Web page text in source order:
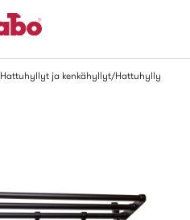
Hattuhyllyt ja kenkähyllyt Hattuhylly